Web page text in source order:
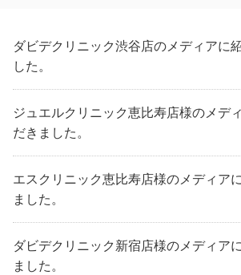
ダビデクリニック渋谷店のメディアに
した。
ジュエルクリニック恵比寿店様のメデ
だきました。
エスクリニック恵比寿店様のメディア
ました。
ダビデクリニック新宿店様のメディア
ました。